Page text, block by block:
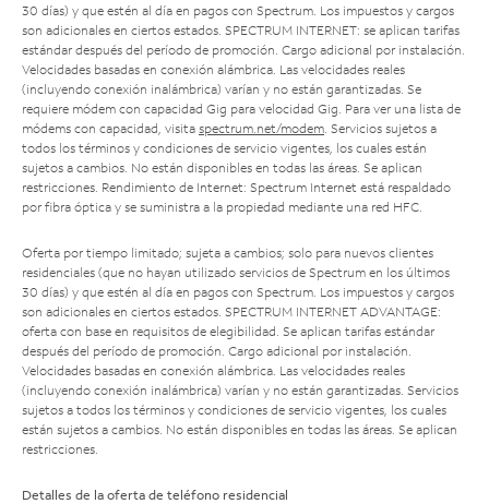
30 días) y que estén al día en pagos con Spectrum. Los impuestos y cargos
son adicionales en ciertos estados. SPECTRUM INTERNET: se aplican tarifas
estándar después del período de promoción. Cargo adicional por instalación.
Velocidades basadas en conexión alámbrica. Las velocidades reales
(incluyendo conexión inalámbrica) varían y no están garantizadas. Se
requiere módem con capacidad Gig para velocidad Gig. Para ver una lista de
módems con capacidad, visita spectrum.net/modem . Servicios sujetos a
todos los términos y condiciones de servicio vigentes, los cuales están
sujetos a cambios. No están disponibles en todas las áreas. Se aplican
restricciones. Rendimiento de Internet: Spectrum Internet está respaldado
por fibra óptica y se suministra a la propiedad mediante una red HFC.
Oferta por tiempo limitado; sujeta a cambios; solo para nuevos clientes
residenciales (que no hayan utilizado servicios de Spectrum en los últimos
30 días) y que estén al día en pagos con Spectrum. Los impuestos y cargos
son adicionales en ciertos estados. SPECTRUM INTERNET ADVANTAGE:
oferta con base en requisitos de elegibilidad. Se aplican tarifas estándar
después del período de promoción. Cargo adicional por instalación.
Velocidades basadas en conexión alámbrica. Las velocidades reales
(incluyendo conexión inalámbrica) varían y no están garantizadas. Servicios
sujetos a todos los términos y condiciones de servicio vigentes, los cuales
están sujetos a cambios. No están disponibles en todas las áreas. Se aplican
restricciones.
Detalles de la oferta de teléfono residencial